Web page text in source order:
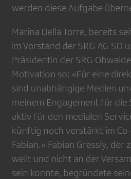
werden diese Aufgabe
Marina Della Torre, bereits
im Vorstand der SRG AG SO
Präsidentin der SRG
Motivation so: «Für eine
sind unabhängige Medien
meinem Engagement für die
aktiv für den medialen
künftig noch verstärkt im
Fabian.» Fabian Gressly, der
weilt und nicht an der
sein konnte, begründete